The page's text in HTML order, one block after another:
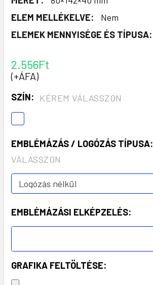
ELEM MELLÉKELVE:
Nem
ELEMEK MENNYISÉGE ÉS TÍPUSA:
2.556Ft
(+ÁFA)
SZÍN: KÉREM VÁLASSZON
EMBLÉMÁZÁS / LOGÓZÁS TÍPUSA:
VÁLASSZON
EMBLÉMÁZÁSI ELKÉPZELÉS:
GRAFIKA FELTÖLTÉSE: